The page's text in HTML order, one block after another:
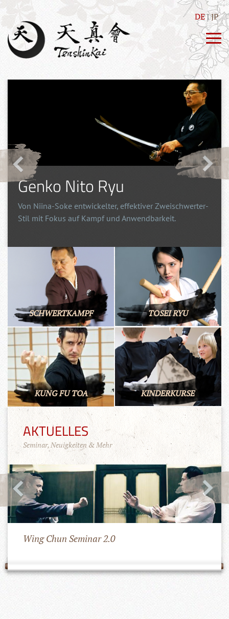
DE JP
Genko Nito Ryu
Von Niina-Soke entwickelter, effektiver Zweischwerter-
Stil mit Fokus auf Kampf und Anwendbarkeit.
SCHWERTKAMPF TOSEI RYU
KUNG FU TOA KINDERKURSE
AKTUELLES
Seminar, Neuigkeiten & Mehr
Wing Chun Seminar 2.0